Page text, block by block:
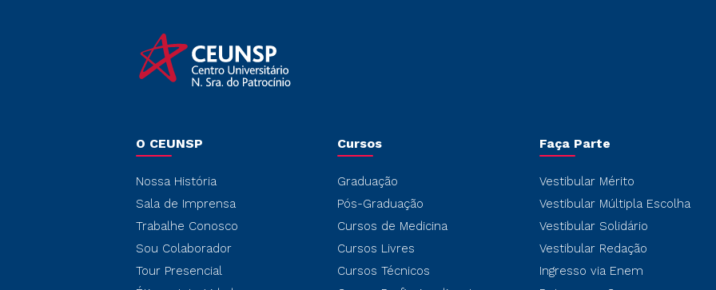
O CEUNSP
Nossa História
Sala de Imprensa
Trabalhe Conosco
Sou Colaborador
Tour Presencial
Cursos
Graduação
Pós-Graduação
Cursos de Medicina
Cursos Livres
Cursos Técnicos
Faça Parte
Vestibular Mérito
Vestibular Múltipla Escolha
Vestibular Solidário
Vestibular Redação
Ingresso via Enem